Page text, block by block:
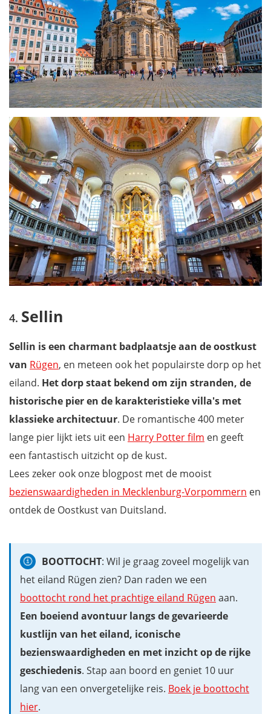
Sellin
Sellin is een charmant badplaatsje aan de oostkust
van Rügen, en meteen ook het populairste dorp op het
eiland. Het dorp staat bekend om zijn stranden, de
historische pier en de karakteristieke villa's met
klassieke architectuur. De romantische 400 meter
lange pier lijkt iets uit een Harry Potter film en geeft
een fantastisch uitzicht op de kust.
Lees zeker ook onze blogpost met de mooist
bezienswaardigheden in Mecklenburg-Vorpommern en
ontdek de Oostkust van Duitsland.
BOOTTOCHT: Wil je graag zoveel mogelijk van
het eiland Rügen zien? Dan raden we een
boottocht rond het prachtige eiland Rügen aan.
Een boeiend avontuur langs de gevarieerde
kustlijn van het eiland, iconische
bezienswaardigheden en met inzicht op de rijke
geschiedenis. Stap aan boord en geniet 10 uur
lang van een onvergetelijke reis. Boek je boottocht
hier.